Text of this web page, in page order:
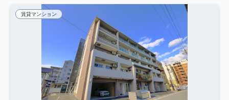
賃貸マンション